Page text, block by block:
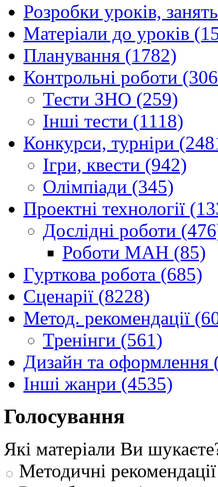
Розробки уроків,
Матеріали до уроків
Планування (1782)
Контрольні роботи
Тести ЗНО (259)
Інші тести (1118)
Конкурси, турніри
Ігри, квести (942)
Олімпіади (345)
Проектні технології
Дослідні роботи
Роботи МАН (85)
Гурткова робота (685)
Сценарії (8228)
Метод. рекомендації
Тренінги (561)
Дизайн та оформлення
Інші жанри (4535)
Голосування
Які матеріали Ви
Методичні рекомендації